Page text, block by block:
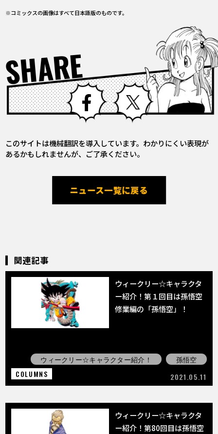
※コミックスの画像はすべて日本語版のものです。
SHARE Facebook X
このサイトは機械翻訳を導入しています。わかりにくい表現が
あるかもしれませんが、ご了承ください。
ニュース一覧に戻る
関連記事
ウィークリー☆キャラクタ
ー紹介！第１回目は孫悟空
修業編の「孫悟空」！
ウィークリー☆キャラクター紹介！
孫悟空
COLUMNS
2021.05.11
ウィークリー☆キャラクタ
ー紹介！第80回目は孫悟空